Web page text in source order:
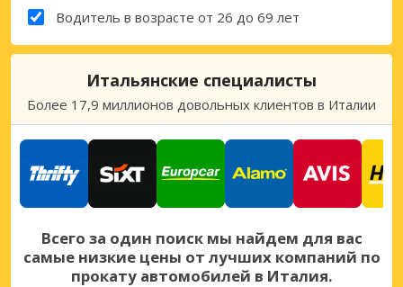
Водитель в возрасте от 26 до 69 лет
Итальянские специалисты
Более 17,9 миллионов довольных клиентов в Италии
Всего за один поиск мы найдем для вас
самые низкие цены от лучших компаний по
прокату автомобилей в Италия.